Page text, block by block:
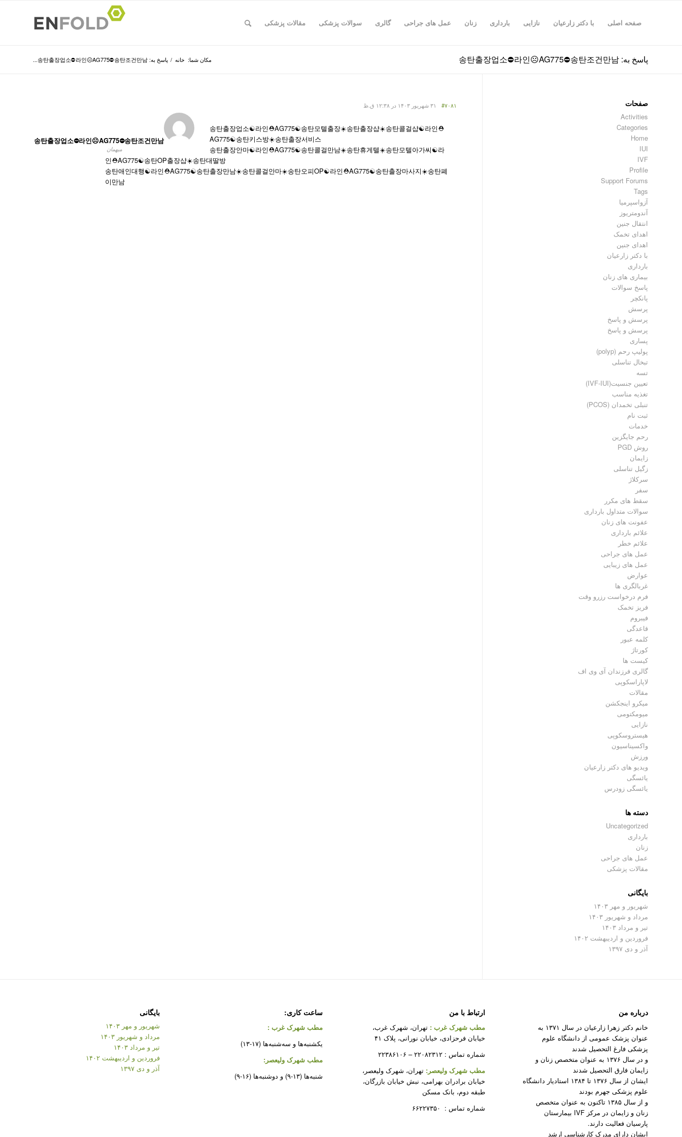
صفحه اصلی با دکتر زارعیان نازایی بارداری زنان عمل های جراحی گالری سوالات پزشکی مقالات پزشکی
پاسخ به: 송탄출장업소⛔라인☹️AG775​​​​​​​⛔송탄조건만남 مکان شما: خانه / پاسخ به: 송탄출장업소⛔라인☹️AG775​​​​​​​⛔송탄조건만남...
۳۱ شهریور ۱۴۰۳ در ۱۲:۳۸ ق.ظ #۷۰۸۱
송탄출장업소⛔라인☹️AG775​​​​​​​⛔송탄조건만남
میهمان
송탄출장업소☯️라인⛑️AG775​​​​​​​☯️송탄모텔출장☀️송탄출장샵☀️송탄콜걸샵☯️라인⛑️
AG775​​​​​​​☯️송탄키스방☀️송탄출장서비스
송탄출장안마☯️라인⛑️AG775​​​​​​​☯️송탄콜걸만남☀️송탄휴게텔☀️송탄모텔아가씨☯️라
인⛑️AG775​​​​​​​☯️송탄OP출장샵☀️송탄대딸방
송탄애인대행☯️라인⛑️AG775​​​​​​​☯️송탄출장만남☀️송탄콜걸안마☀️송탄오피OP☯️라인⛑️AG775​​​​​​​☯️송탄출장마사지☀️송탄폐
이만남
صفحات
Activities
Categories
Home
IUI
IVF
Profile
Support Forums
Tags
آزواسپرمیا
آندومتریوز
انتقال جنین
اهدای تخمک
اهدای جنین
با دکتر زارعیان
بارداری
بیماری های زنان
پاسخ سوالات
پانکچر
پرسش
پرسش و پاسخ
پرسش و پاسخ
پساری
پولیپ رحم (polyp)
تبخال تناسلی
تسه
تعیین جنسیت(IVF-IUI)
تغذیه مناسب
تنبلی تخمدان (PCOS)
ثبت نام
خدمات
رحم جایگزین
روش PGD
زایمان
زگیل تناسلی
سرکلاژ
سفر
سقط های مکرر
سوالات متداول بارداری
عفونت های زنان
علائم بارداری
علائم خطر
عمل های جراحی
عمل های زیبایی
عوارض
غربالگری ها
فرم درخواست رزرو وقت
فریز تخمک
فیبروم
قاعدگی
کلمه عبور
کورتاژ
کیست ها
گالری فرزندان آی وی اف
لاپاراسکوپی
مقالات
میکرو اینجکشن
میومکتومی
نازایی
هیستروسکوپی
واکسیناسیون
ورزش
ویدیو های دکتر زارعیان
یائسگی
یائسگی زودرس
دسته ها
Uncategorized
بارداری
زنان
عمل های جراحی
مقالات پزشکی
بایگانی
شهریور و مهر ۱۴۰۳
مرداد و شهریور ۱۴۰۳
تیر و مرداد ۱۴۰۳
فروردین و اردیبهشت ۱۴۰۲
آذر و دی ۱۳۹۷
درباره من
خانم دکتر زهرا زارعیان در سال ۱۳۷۱ به
عنوان پزشک عمومی از دانشگاه علوم
پزشکی فارغ التحصیل شدند
و در سال ۱۳۷۶ به عنوان متخصص زنان و
زایمان فارق التحصیل شدند
ایشان از سال ۱۳۷۶ تا ۱۳۸۴ استادیار دانشگاه
علوم پزشکی جهرم بودند
و از سال ۱۳۸۵ تاکنون به عنوان متخصص
زنان و زایمان در مرکز IVF بیمارستان
پارسیان فعالیت دارند.
ایشان دارای مدرک کارشناسی ارشد
ارتباط با من
مطب شهرک غرب : تهران، شهرک غرب،
خیابان فرحزادی، خیابان نورانی، پلاک ۴۱
شماره تماس : ۲۲۰۸۲۳۱۲ – ۲۲۳۸۶۱۰۶
مطب شهرک ولیعصر: تهران، شهرک ولیعصر،
خیابان برادران بهرامی، نبش خیابان بازرگان،
طبقه دوم، بانک مسکن
شماره تماس : ۶۶۲۲۷۳۵۰
ساعت کاری:
مطب شهرک غرب :
یکشنبه‌ها و سه‌شنبه‌ها (۱۷-۱۳)
مطب شهرک ولیعصر:
شنبه‌ها (۱۳-۹) و دوشنبه‌ها (۱۶-۹)
بایگانی
شهریور و مهر ۱۴۰۳
مرداد و شهریور ۱۴۰۳
تیر و مرداد ۱۴۰۳
فروردین و اردیبهشت ۱۴۰۲
آذر و دی ۱۳۹۷